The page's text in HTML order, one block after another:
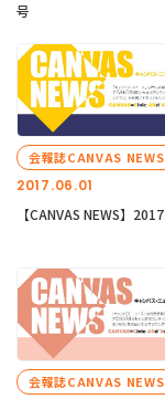
号
2017.06.01
会報誌CANVAS NEWS
【CANVAS NEWS】
会報誌CANVAS NEWS